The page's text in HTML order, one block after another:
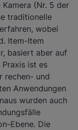
(Nr. 5 der
traditionelle
wobei
Item-Item
basiert aber auf
ist es
rechen- und
Anwendungen
wurden auch
Ebene. Die